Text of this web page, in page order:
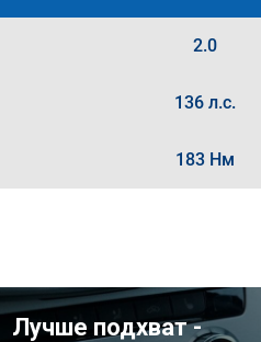
2.0
136 л.с.
183 Нм
Лучше подхват -